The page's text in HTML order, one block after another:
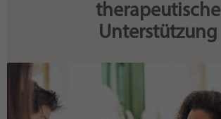
therapeutische
Unterstützung